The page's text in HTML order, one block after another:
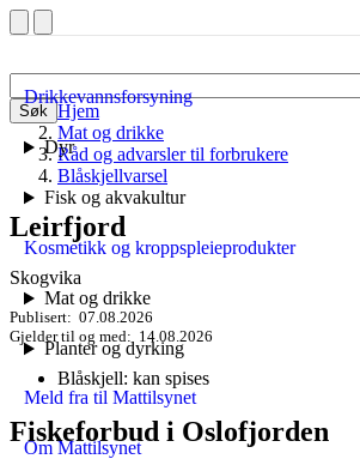
Søk
Drikkevannsforsyning
Dyr
Fisk og akvakultur
Kosmetikk og kroppspleieprodukter
Mat og drikke
Planter og dyrking
Meld fra til Mattilsynet
Om Mattilsynet
Hjem
Mat og drikke
Råd og advarsler til forbrukere
Blåskjellvarsel
Leirfjord
Skogvika
Publisert
07.08.2026
Gjelder til og med
14.08.2026
Blåskjell: kan spises
Fiskeforbud i Oslofjorden